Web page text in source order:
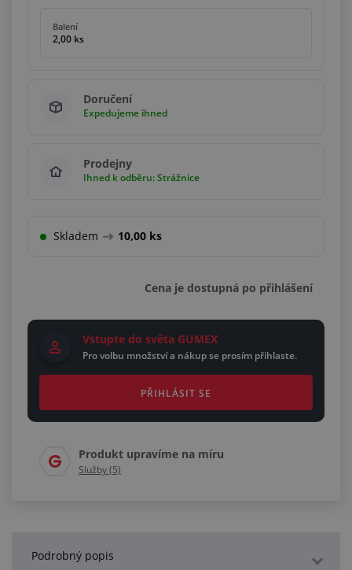
Balení
2,00 ks
Doručení
Expedujeme ihned
Prodejny
Ihned k odběru: Strážnice
Skladem 10,00 ks
Cena je dostupná po přihlášení
Vstupte do světa GUMEX
Pro volbu množství a nákup se prosím přihlaste.
PŘIHLÁSIT SE
Produkt upravíme na míru
Služby (5)
Podrobný popis